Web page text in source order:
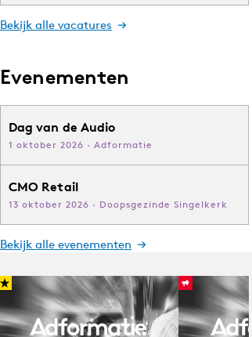
Bekijk alle vacatures
Evenementen
Dag van de Audio
1 oktober 2026 · Adformatie
CMO Retail
13 oktober 2026 · Doopsgezinde Singelkerk
Bekijk alle evenementen